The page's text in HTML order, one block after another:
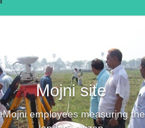
Mojni site
employees measuring the